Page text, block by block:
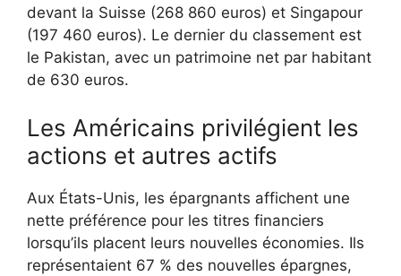
devant la Suisse (268 860 euros) et Singapour
(197 460 euros). Le dernier du classement est
le Pakistan, avec un patrimoine net par habitant
de 630 euros.
Les Américains privilégient les
actions et autres actifs
Aux États-Unis, les épargnants affichent une
nette préférence pour les titres financiers
lorsqu’ils placent leurs nouvelles économies. Ils
représentaient 67 % des nouvelles épargnes,